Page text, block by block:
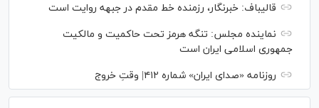
قالیباف: خبرنگار، رزمنده خط مقدم در جبهه روایت است
نماینده مجلس: تنگه هرمز تحت حاکمیت و مالکیت
جمهوری اسلامی ایران است
روزنامه «صدای ایران» شماره ۴۱۲| وقتِ خروج